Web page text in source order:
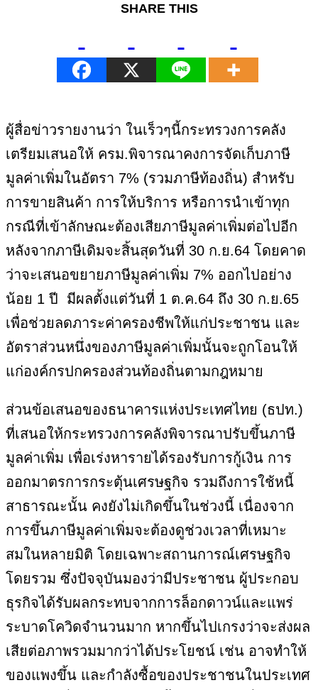
SHARE THIS
ผู้สื่อข่าวรายงานว่า ในเร็วๆนี้กระทรวงการคลัง
เตรียมเสนอให้ ครม.พิจารณาคงการจัดเก็บภาษี
มูลค่าเพิ่มในอัตรา 7% (รวมภาษีท้องถิ่น) สำหรับ
การขายสินค้า การให้บริการ หรือการนำเข้าทุก
กรณีที่เข้าลักษณะต้องเสียภาษีมูลค่าเพิ่มต่อไปอีก
หลังจากภาษีเดิมจะสิ้นสุดวันที่ 30 ก.ย.64 โดยคาด
ว่าจะเสนอขยายภาษีมูลค่าเพิ่ม 7% ออกไปอย่าง
น้อย 1 ปี มีผลตั้งแต่วันที่ 1 ต.ค.64 ถึง 30 ก.ย.65
เพื่อช่วยลดภาระค่าครองชีพให้แก่ประชาชน และ
อัตราส่วนหนึ่งของภาษีมูลค่าเพิ่มนั้นจะถูกโอนให้
แก่องค์กรปกครองส่วนท้องถิ่นตามกฎหมาย
ส่วนข้อเสนอของธนาคารแห่งประเทศไทย (ธปท.)
ที่เสนอให้กระทรวงการคลังพิจารณาปรับขึ้นภาษี
มูลค่าเพิ่ม เพื่อเร่งหารายได้รองรับการกู้เงิน การ
ออกมาตรการกระตุ้นเศรษฐกิจ รวมถึงการใช้หนี้
สาธารณะนั้น คงยังไม่เกิดขึ้นในช่วงนี้ เนื่องจาก
การขึ้นภาษีมูลค่าเพิ่มจะต้องดูช่วงเวลาที่เหมาะ
สมในหลายมิติ โดยเฉพาะสถานการณ์เศรษฐกิจ
โดยรวม ซึ่งปัจจุบันมองว่ามีประชาชน ผู้ประกอบ
ธุรกิจได้รับผลกระทบจากการล็อกดาวน์และแพร่
ระบาดโควิดจำนวนมาก หากขึ้นไปเกรงว่าจะส่งผล
เสียต่อภาพรวมมากว่าได้ประโยชน์ เช่น อาจทำให้
ของแพงขึ้น และกำลังซื้อของประชาชนในประเทศ